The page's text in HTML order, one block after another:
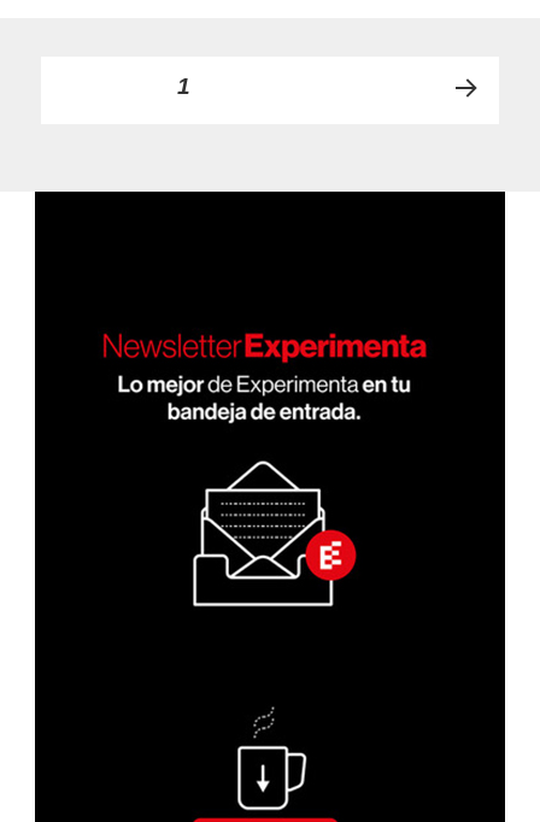
Paginación
entradas
PÁGINA1